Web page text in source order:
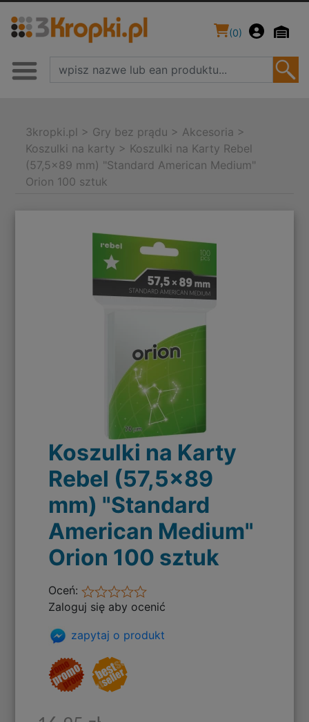
(0)
3kropki.pl > Gry bez prądu > Akcesoria >
Koszulki na karty > Koszulki na Karty Rebel
(57,5x89 mm) "Standard American Medium"
Orion 100 sztuk
Koszulki na Karty
Rebel (57,5x89
mm) "Standard
American Medium"
Orion 100 sztuk
Oceń:
Zaloguj się aby ocenić
zapytaj o produkt